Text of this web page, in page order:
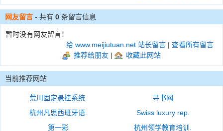
网友留言 - 共有 0 条留言信息
暂时没有网友留言！
给 www.meijiutuan.net 站长留言 | 查看所有留言
推荐给朋友 | 收藏此网站
当前推荐网站
荒川固定悬挂系统.
寻书网
杭州凡思西班牙语.
Swiss luxury rep.
第一彩
杭州领学教育培训.